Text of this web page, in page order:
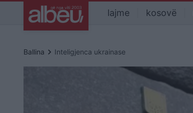
lajme kosovë
Ballina keyboard_arrow_right Inteligjenca ukrainase